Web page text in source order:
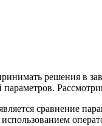
решения в
параметров.
сравнение